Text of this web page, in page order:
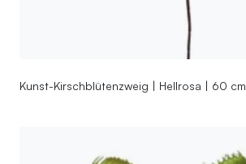
Kunst-Kirschblütenzweig | Hellrosa | 60 cm